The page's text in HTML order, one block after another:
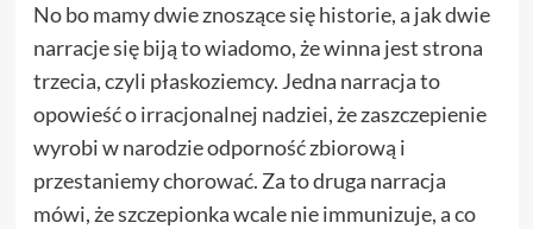
No bo mamy dwie znoszące się historie, a jak dwie
narracje się biją to wiadomo, że winna jest strona
trzecia, czyli płaskoziemcy. Jedna narracja to
opowieść o irracjonalnej nadziei, że zaszczepienie
wyrobi w narodzie odporność zbiorową i
przestaniemy chorować. Za to druga narracja
mówi, że szczepionka wcale nie immunizuje, a co